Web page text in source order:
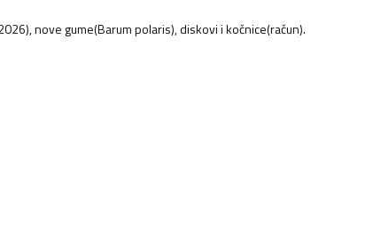
nove gume(Barum polaris), diskovi i kočnice(račun).